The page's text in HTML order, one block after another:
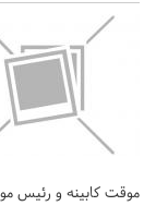
موقت کابینه و رئیس